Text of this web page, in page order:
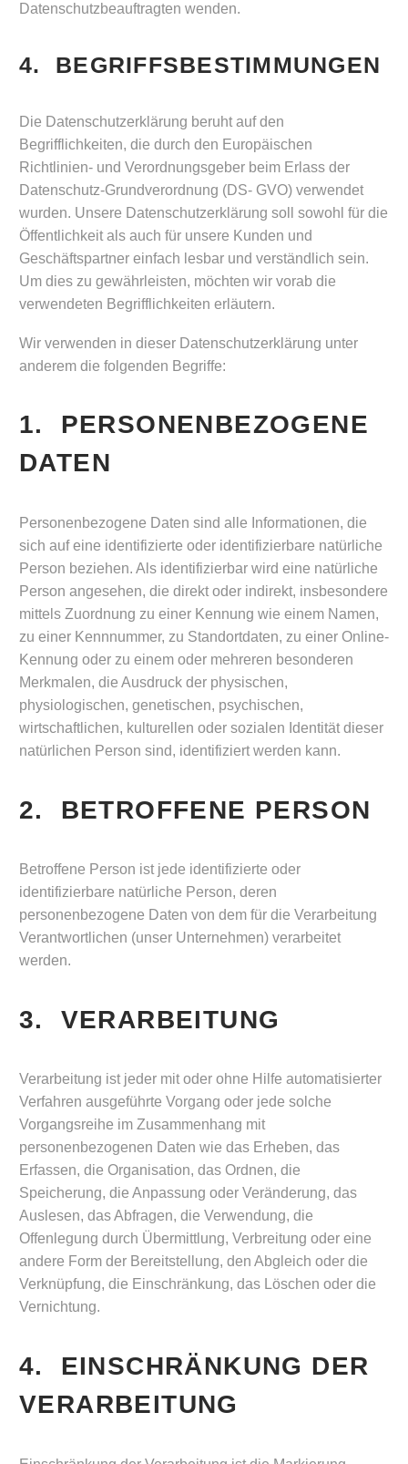
Datenschutzbeauftragten wenden.
4. BEGRIFFSBESTIMMUNGEN
Die Datenschutzerklärung beruht auf den
Begrifflichkeiten, die durch den Europäischen
Richtlinien- und Verordnungsgeber beim Erlass der
Datenschutz-Grundverordnung (DS- GVO) verwendet
wurden. Unsere Datenschutzerklärung soll sowohl für die
Öffentlichkeit als auch für unsere Kunden und
Geschäftspartner einfach lesbar und verständlich sein.
Um dies zu gewährleisten, möchten wir vorab die
verwendeten Begrifflichkeiten erläutern.
Wir verwenden in dieser Datenschutzerklärung unter
anderem die folgenden Begriffe:
1. PERSONENBEZOGENE
DATEN
Personenbezogene Daten sind alle Informationen, die
sich auf eine identifizierte oder identifizierbare natürliche
Person beziehen. Als identifizierbar wird eine natürliche
Person angesehen, die direkt oder indirekt, insbesondere
mittels Zuordnung zu einer Kennung wie einem Namen,
zu einer Kennnummer, zu Standortdaten, zu einer Online-
Kennung oder zu einem oder mehreren besonderen
Merkmalen, die Ausdruck der physischen,
physiologischen, genetischen, psychischen,
wirtschaftlichen, kulturellen oder sozialen Identität dieser
natürlichen Person sind, identifiziert werden kann.
2. BETROFFENE PERSON
Betroffene Person ist jede identifizierte oder
identifizierbare natürliche Person, deren
personenbezogene Daten von dem für die Verarbeitung
Verantwortlichen (unser Unternehmen) verarbeitet
werden.
3. VERARBEITUNG
Verarbeitung ist jeder mit oder ohne Hilfe automatisierter
Verfahren ausgeführte Vorgang oder jede solche
Vorgangsreihe im Zusammenhang mit
personenbezogenen Daten wie das Erheben, das
Erfassen, die Organisation, das Ordnen, die
Speicherung, die Anpassung oder Veränderung, das
Auslesen, das Abfragen, die Verwendung, die
Offenlegung durch Übermittlung, Verbreitung oder eine
andere Form der Bereitstellung, den Abgleich oder die
Verknüpfung, die Einschränkung, das Löschen oder die
Vernichtung.
4. EINSCHRÄNKUNG DER
VERARBEITUNG